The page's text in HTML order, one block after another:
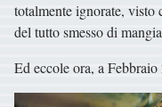
totalmente ignorate,
del tutto smesso di
Ed eccole ora, a